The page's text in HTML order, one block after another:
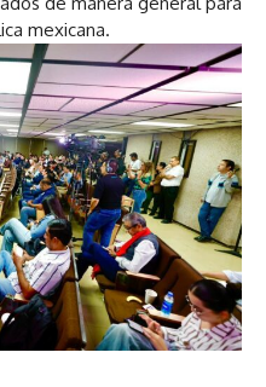
mexicana.